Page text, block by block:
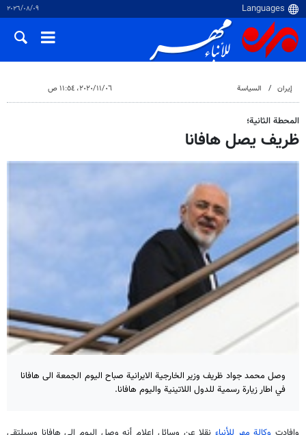
٠٩‏/٠٨‏/٢٠٢٦
إيران السياسة ٠٦‏/١١‏/٢٠٢٠، ١١:٥٤ ص
المحطة الثانية؛
ظريف يصل هافانا
وصل محمد جواد ظريف وزير الخارجية الايرانية صباح اليوم الجمعة الى هافانا
في اطار زيارة رسمية للدول اللاتينية واليوم هافانا.